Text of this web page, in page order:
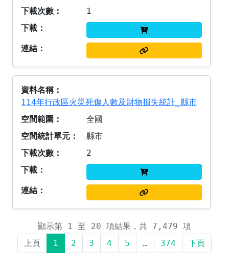
1
114年行政區火災死傷人數及財物損失統計_縣市
全國
縣市
2
顯示第 1 至 20 項結果，共 7,479 項
上頁
1 2 3 4 5 … 374 下頁